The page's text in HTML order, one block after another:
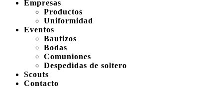
Empresas
Productos
Uniformidad
Eventos
Bautizos
Bodas
Comuniones
Despedidas de soltero
Scouts
Contacto